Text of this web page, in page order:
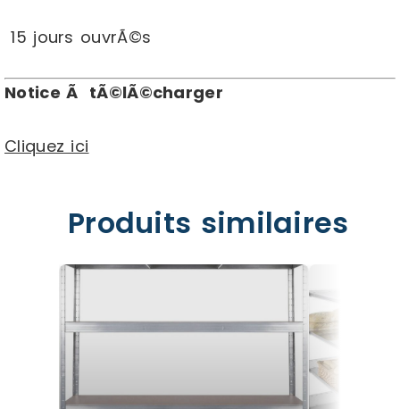
15 jours ouvrÃ©s
Notice Ã tÃ©lÃ©charger
Cliquez ici
Produits similaires